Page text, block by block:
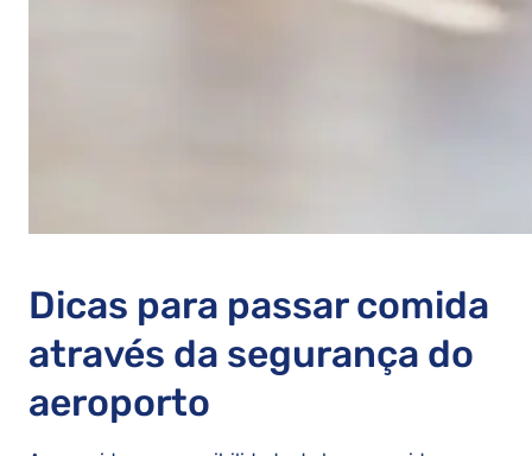
Dicas para passar comida
através da segurança do
aeroporto